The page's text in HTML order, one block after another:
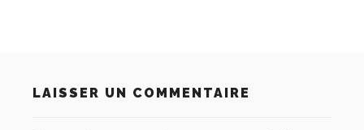
LAISSER UN COMMENTAIRE